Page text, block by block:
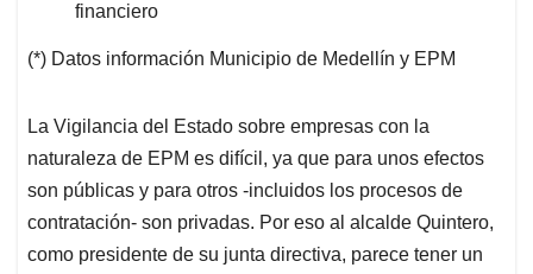
financiero
(*) Datos información Municipio de Medellín y EPM
La Vigilancia del Estado sobre empresas con la
naturaleza de EPM es difícil, ya que para unos efectos
son públicas y para otros -incluidos los procesos de
contratación- son privadas. Por eso al alcalde Quintero,
como presidente de su junta directiva, parece tener un